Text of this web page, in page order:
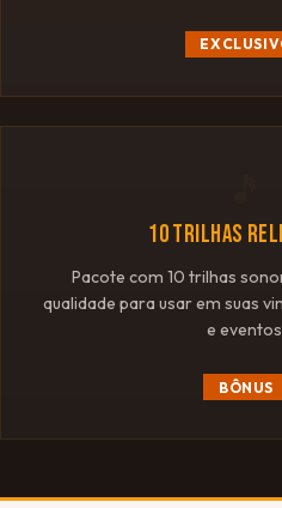
10 TRILHAS
Pacote com 10 trilhas
qualidade para usar em suas
e
BÔNUS